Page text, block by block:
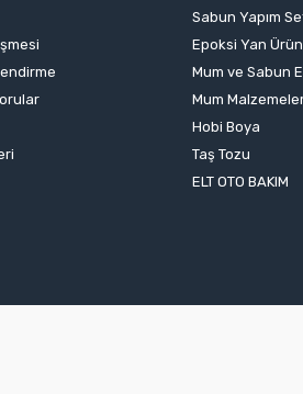
Sabun Yapım
Epoksi Yan
Mum ve Sabun
Mum
Hobi Boya
Taş Tozu
ELT OTO BAKIM